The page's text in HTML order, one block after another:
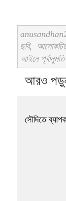
ছবি,
আইনে
আরও
সৌদিতে